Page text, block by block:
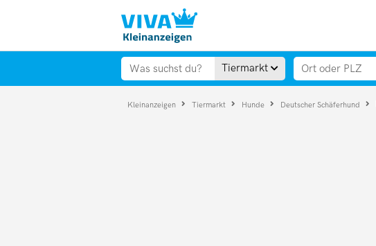
Tiermarkt
Kleinanzeigen Tiermarkt Hunde Deutscher Schäferhund